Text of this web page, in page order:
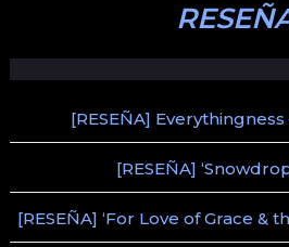
[RESEÑA]
[RESEÑA]
[RESEÑA] ‘For Love of Grace &